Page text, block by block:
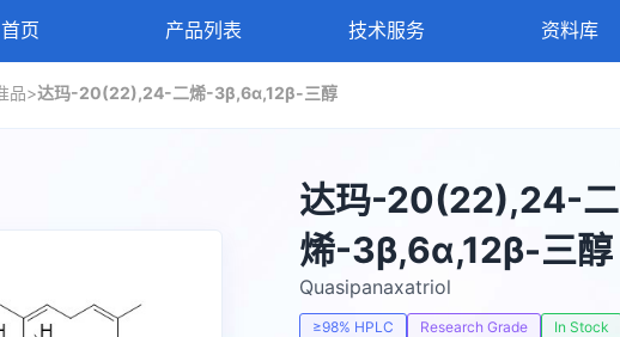
首页 产品列表 技术服务 资料库
品>达玛-20(22),24-二烯-3β,6α,12β-三醇
达玛-20(22),24-二
烯-3β,6α,12β-三醇
Quasipanaxatriol
≥98% HPLC Research Grade In Stock